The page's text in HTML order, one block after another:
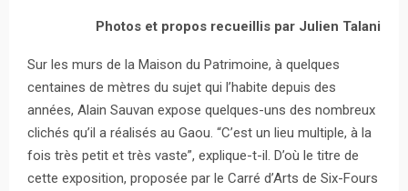
Photos et propos recueillis par Julien Talani
Sur les murs de la Maison du Patrimoine, à quelques
centaines de mètres du sujet qui l’habite depuis des
années, Alain Sauvan expose quelques-uns des nombreux
clichés qu’il a réalisés au Gaou. “C’est un lieu multiple, à la
fois très petit et très vaste”, explique-t-il. D’où le titre de
cette exposition, proposée par le Carré d’Arts de Six-Fours